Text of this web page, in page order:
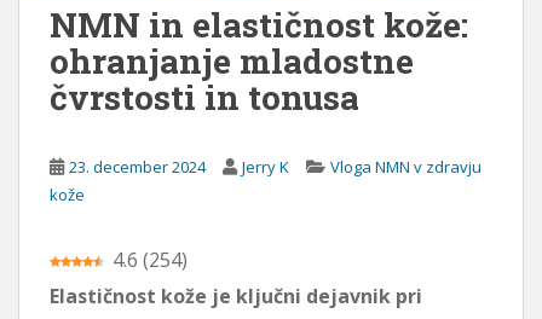
NMN in elastičnost kože:
ohranjanje mladostne
čvrstosti in tonusa
23. december 2024 Jerry K
Vloga NMN v zdravju
kože
4.6 (254)
Elastičnost kože je ključni dejavnik pri